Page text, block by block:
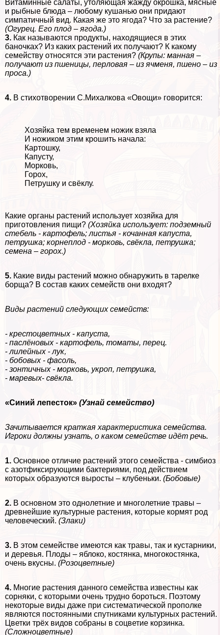
Витаминные салаты, утоляющая жажду окрошка, мясные
и рыбные блюда – любому кушанью они придают
симпатичный вид. Какая же это ягода? Что за растение?
(Огурец. Его плод – ягода.)
3. Как называются продукты, находящиеся в этих
баночках? Из каких растений их получают? К какому
семейству относятся эти растения? (Крупы: манная –
получают из пшеницы, перловая – из ячменя, пшено – из
проса.)
4. В стихотворении С.Михалкова «Овощи» говорится:
Хозяйка тем временем ножик взяла
И ножиком этим крошить начала:
Картошку,
Капусту,
Морковь,
Горох,
Петрушку и свёклу.
Какие органы растений использует хозяйка для
приготовления пищи? (Хозяйка использует: подземный
стебель - картофель; листья - кочанная капуста,
петрушка; корнеплод - морковь, свёкла, петрушка;
семена – горох.)
5. Какие виды растений можно обнаружить в тарелке
борща? В состав каких семейств они входят?
Виды растений следующих семейств:
- крестоцветных - капуста,
- паслёновых - картофель, томаты, перец.
- лилейных - лук,
- бобовых - фасоль,
- зонтичных - морковь, укроп, петрушка,
- маревых- свёкла.
«Синий лепесток» (Узнай семейство)
Зачитывается краткая хаpaктеристика семейства.
Игроки должны узнать, о каком семействе идёт речь.
1. Основное отличие растений этого семейства - симбиоз
с азотфиксирующими бактериями, под действием
которых образуются выросты – клубеньки. (Бобовые)
2. В основном это однолетние и многолетние травы –
древнейшие культурные растения, которые кормят род
человеческий. (Злаки)
3. В этом семействе имеются как травы, так и кустарники,
и деревья. Плоды – яблоко, костянка, многокостянка,
очень вкусны. (Розоцветные)
4. Многие растения данного семейства известны как
сорняки, с которыми очень трудно бороться. Поэтому
некоторые виды даже при систематической прополке
являются постоянными спутниками культурных растений.
Цветки трёх видов собраны в соцветие корзинка.
(Сложноцветные)